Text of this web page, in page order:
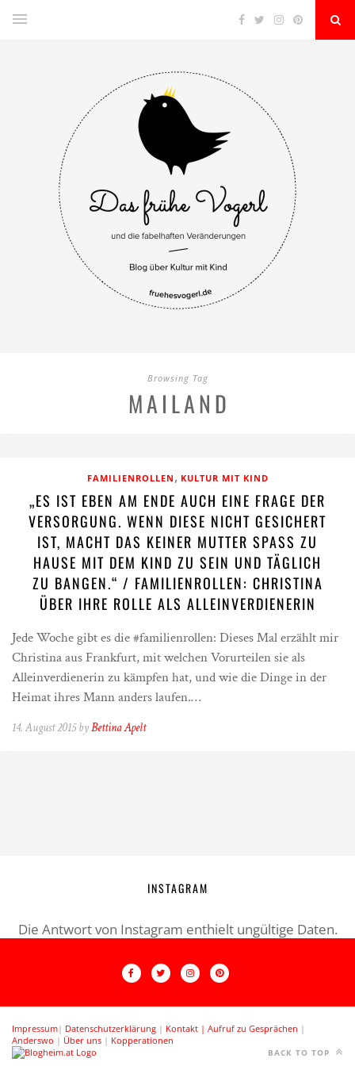
Browsing Tag
MAILAND
FAMILIENROLLEN , KULTUR MIT KIND
„ES IST EBEN AM ENDE AUCH EINE FRAGE DER
VERSORGUNG. WENN DIESE NICHT GESICHERT
IST, MACHT DAS KEINER MUTTER SPASS ZU H
AUSE MIT DEM KIND ZU SEIN UND TÄGLICH Z
U BANGEN.“ / FAMILIENROLLEN: CHRISTINA Ü
BER IHRE ROLLE ALS ALLEINVERDIENERIN
Jede Woche gibt es die #familienrollen: Dieses Mal erzählt mir
Christina aus Frankfurt, mit welchen Vorurteilen sie als
Alleinverdienerin zu kämpfen hat, und wie die Dinge in der
Heimat ihres Mann anders laufen.…
14. August 2015 byBettina Apelt
INSTAGRAM
Die Antwort von Instagram enthielt ungültige Daten.
Impressum| Datenschutzerklärung | Kontakt | Aufruf zu Gesprächen |
Anderswo | Über uns | Kopperationen
BACK TO TOP